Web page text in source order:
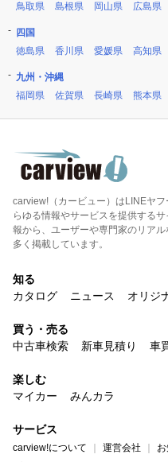
鳥取県
島根県 岡山県 広島県
四国
徳島県
香川県 愛媛県 高知県
九州・沖縄
福岡県
佐賀県 長崎県 熊本県
carview!（カービュー）はLINEヤ
らゆる情報やサービスを提供する
報から、ユーザーや専門家のリア
多く掲載しています。
知る
カタログ
ニュース オリジ
買う・売る
中古車検索
新車見積り 車
楽しむ
マイカー
みんカラ
サービス
carview!について 運営会社